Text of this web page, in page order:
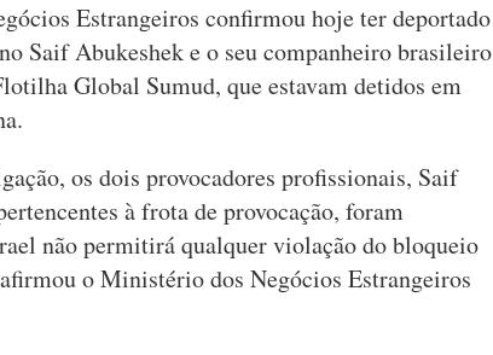
Estrangeiros confirmou hoje ter deportado
Saif Abukeshek e o seu companheiro brasileiro
Global Sumud, que estavam detidos em
os dois provocadores profissionais, Saif
à frota de provocação, foram
não permitirá qualquer violação do bloqueio
o Ministério dos Negócios Estrangeiros